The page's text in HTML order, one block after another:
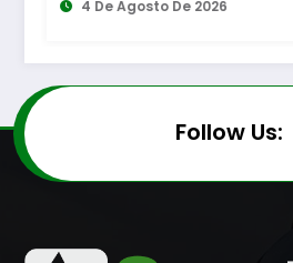
aproximar população
4 De Agosto De 2026
Follow Us: